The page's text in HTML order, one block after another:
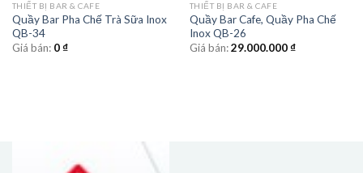
THIẾT BỊ BAR & CAFE
Quầy Bar Pha Chế Trà Sữa Inox
QB-34
Giá bán: 0₫
THIẾT BỊ BAR & CAFE
Quầy Bar Cafe, Quầy Pha Chế
Inox QB-26
Giá bán:29.000.000₫